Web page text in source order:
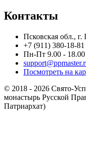
Контакты
Псковская обл.,
+7 (911) 380-18-81
Пн-Пт 9.00 - 18.00
Посмотреть на
© 2018 - 2026 Свято-
монастырь Русской
Патриархат)